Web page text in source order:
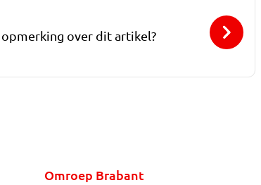
over dit artikel?
Omroep Brabant